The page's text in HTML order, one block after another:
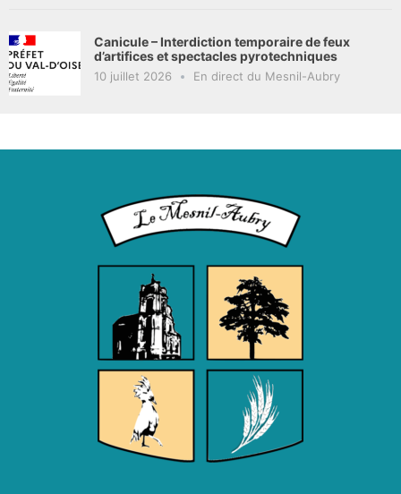
Canicule – Interdiction temporaire de feux
d’artifices et spectacles pyrotechniques
10 juillet 2026 En direct du Mesnil-Aubry